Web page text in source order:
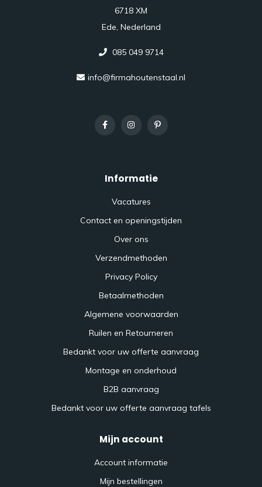
6718 XM
Ede, Nederland
085 049 9714
info@firmahoutenstaal.nl
Informatie
Vacatures
Contact en openingstijden
Over ons
Verzendmethoden
Privacy Policy
Betaalmethoden
Algemene voorwaarden
Ruilen en Retourneren
Bedankt voor uw offerte aanvraag
Montage en onderhoud
B2B aanvraag
Bedankt voor uw offerte aanvraag tafels
Mijn account
Account informatie
Mijn bestellingen